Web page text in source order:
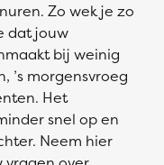
Zo wek je zo
dat jouw
bij weinig
’s morgensvroeg
Het
snel op en
Neem hier